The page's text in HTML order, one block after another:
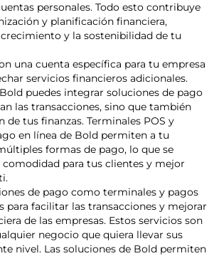
personales. Todo esto contribuye
y planificación financiera,
crecimiento y la sostenibilidad de tu
una cuenta específica para tu empresa
servicios financieros adicionales.
puedes integrar soluciones de pago
las transacciones, sino que también
de tus finanzas. Terminales POS y
en línea de Bold permiten a tu
formas de pago, lo que se
para tus clientes y mejor
de pago como terminales y pagos
para facilitar las transacciones y mejorar
de las empresas. Estos servicios son
negocio que quiera llevar sus
nivel. Las soluciones de Bold permiten